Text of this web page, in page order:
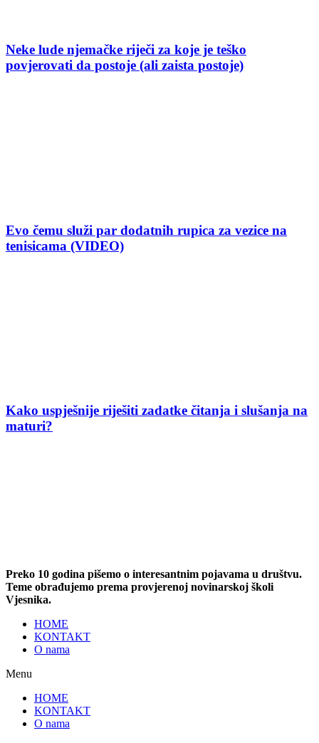
Neke lude njemačke riječi za koje je teško
povjerovati da postoje (ali zaista postoje)
Evo čemu služi par dodatnih rupica za vezice na
tenisicama (VIDEO)
Kako uspješnije riješiti zadatke čitanja i slušanja na
maturi?
Preko 10 godina pišemo o interesantnim pojavama u društvu.
Teme obrađujemo prema provjerenoj novinarskoj školi
Vjesnika.
HOME
KONTAKT
O nama
Menu
HOME
KONTAKT
O nama